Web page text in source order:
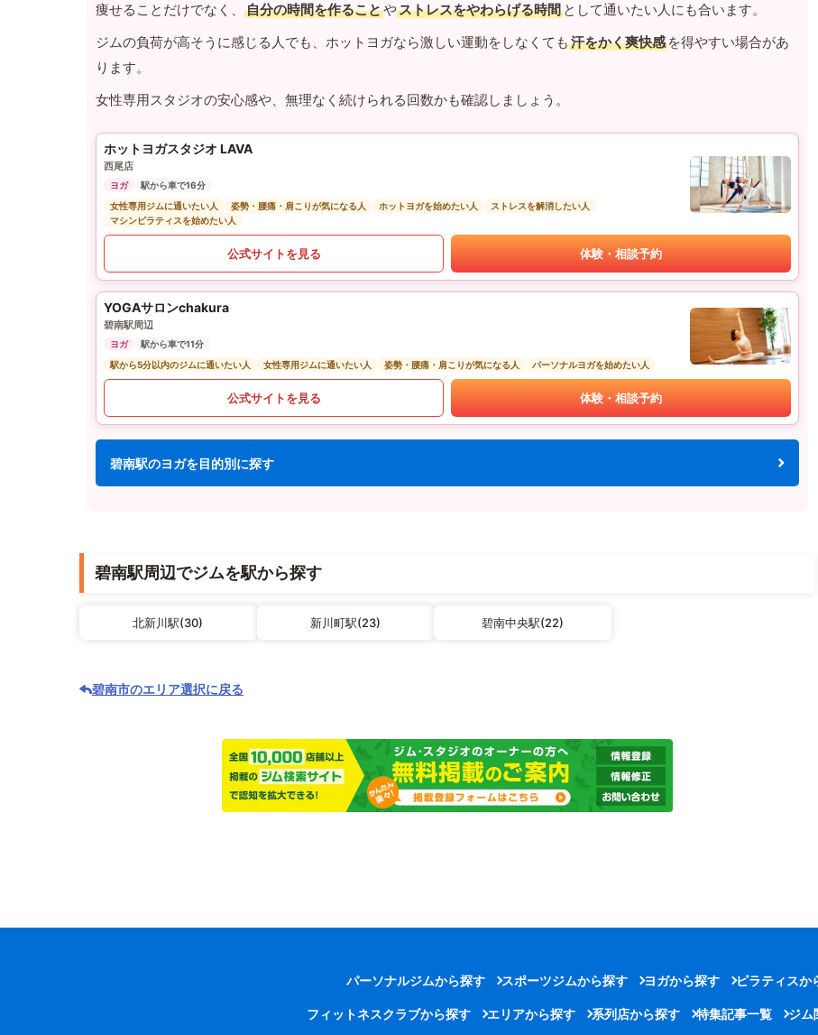
痩せることだけでなく、
自分の時間を作ることやストレスをやわらげる時間 として通いたい人にも合います。
ジムの負荷が高そうに感じる人でも、ホットヨガなら激しい運動をしなくても 汗をかく爽快感 を得やすい場合があ
ります。
女性専用スタジオの安心感や、無理なく続けられる回数かも確認しましょう。
ホットヨガスタジオ LAVA
西尾店
ヨガ
駅から車で16分
女性専用ジムに通いたい人
姿勢・腰痛・肩こりが気になる人 ホットヨガを始めたい人
ストレスを解消したい人
マシンピラティスを始めたい人
公式サイトを見る 体験・相談予約
YOGAサロンchakura
碧南駅周辺
ヨガ
駅から車で11分
駅から5分以内のジムに通いたい人
女性専用ジムに通いたい人 姿勢・腰痛・肩こりが気になる人 パーソナルヨガを始めたい人
公式サイトを見る 体験・相談予約
碧南駅のヨガを目的別に探す
碧南駅周辺でジムを駅から探す
北新川駅(30) 新川町駅(23) 碧南中央駅(22)
碧南市のエリア選択に戻る
パーソナルジムから探す スポーツジムから探す ヨガから探す ピラティスか
フィットネスクラブから探す エリアから探す 系列店から探す 特集記事一覧 ジム